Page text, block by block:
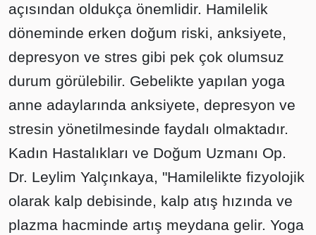
açısından oldukça önemlidir. Hamilelik
döneminde erken doğum riski, anksiyete,
depresyon ve stres gibi pek çok olumsuz
durum görülebilir. Gebelikte yapılan yoga
anne adaylarında anksiyete, depresyon ve
stresin yönetilmesinde faydalı olmaktadır.
Kadın Hastalıkları ve Doğum Uzmanı Op.
Dr. Leylim Yalçınkaya, "Hamilelikte fizyolojik
olarak kalp debisinde, kalp atış hızında ve
plazma hacminde artış meydana gelir. Yoga